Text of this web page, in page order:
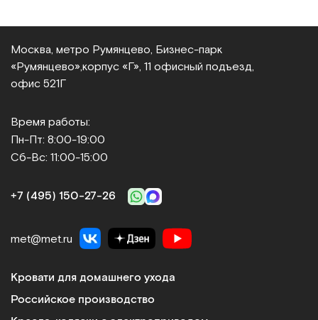
Москва, метро Румянцево, Бизнес‑парк
«Румянцево», корпус «Г», 11 офисный подъезд,
офис 521Г
Время работы:
Пн-Пт: 8:00-19:00
Сб-Вс: 11:00-15:00
+7 (495) 150‑27‑26
met@met.ru
Кровати для домашнего ухода
Российское производство